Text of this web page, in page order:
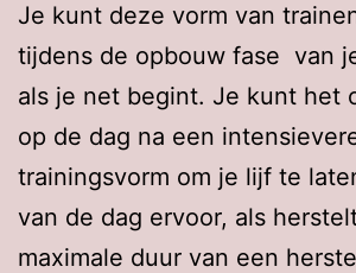
Je kunt deze vorm van
tijdens de opbouw fase van
als je net begint. Je kunt het
op de dag na een
trainingsvorm om je lijf te
van de dag ervoor, als
maximale duur van een